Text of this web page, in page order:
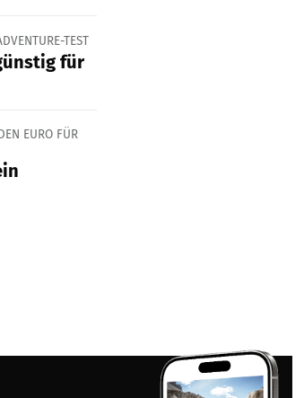
TEST
für
EURO FÜR